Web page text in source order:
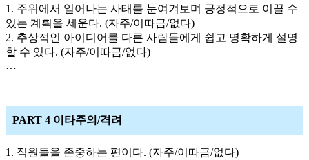
1. 주위에서 일어나는 사태를 눈여겨보며 긍정적으로 이끌 수
있는 계획을 세운다. (자주/이따금/없다)
2. 추상적인 아이디어를 다른 사람들에게 쉽고 명확하게 설명
할 수 있다. (자주/이따금/없다)
…
PART 4 이타주의/격려
1. 직원들을 존중하는 편이다. (자주/이따금/없다)